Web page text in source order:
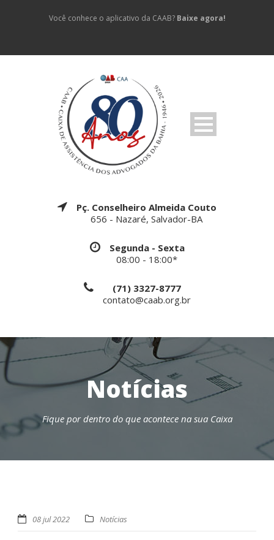
Você conhece o aplicativo da CAAB? Baixe agora!
Pç. Conselheiro Almeida Couto
656 - Nazaré, Salvador-BA
Segunda - Sexta
08:00 - 18:00*
(71) 3327-8777
contato@caab.org.br
Notícias
Fique por dentro do que acontece na sua Caixa
08 jul 2022 Notícias